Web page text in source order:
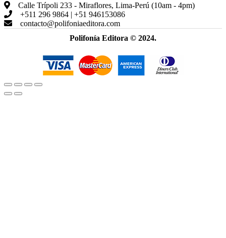
Calle Trípoli 233 - Miraflores, Lima-Perú (10am - 4pm)
+511 296 9864 | +51 946153086
contacto@polifoniaeditora.com
Polifonía Editora © 2024.